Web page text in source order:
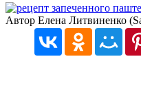
Автор Елена Литвиненко